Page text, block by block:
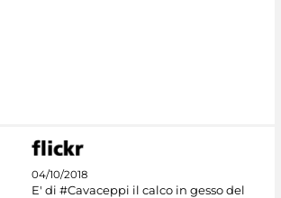
04/10/2018
E' di #Cavaceppi il calco in gesso del